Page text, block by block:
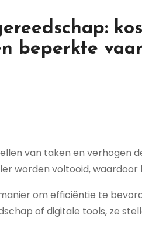
beperkte
van taken en verhogen
worden voltooid,
om efficiëntie te
of digitale tools, ze